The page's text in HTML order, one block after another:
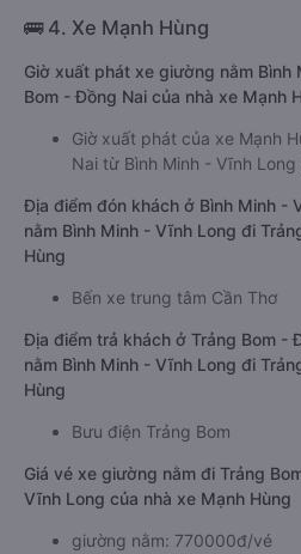
🚌 4. Xe Mạnh Hùng
Giờ xuất phát xe giường nằm Bình
Bom - Đồng Nai của nhà xe Mạnh
Giờ xuất phát của xe Mạnh
Nai từ Bình Minh - Vĩnh
Địa điểm đón khách ở Bình Minh -
nằm Bình Minh - Vĩnh Long đi
Hùng
Bến xe trung tâm Cần Thơ
Địa điểm trả khách ở Trảng Bom -
nằm Bình Minh - Vĩnh Long đi
Hùng
Bưu điện Trảng Bom
Giá vé xe giường nằm đi Trảng
Vĩnh Long của nhà xe Mạnh Hùng
giường nằm: 770000đ/vé